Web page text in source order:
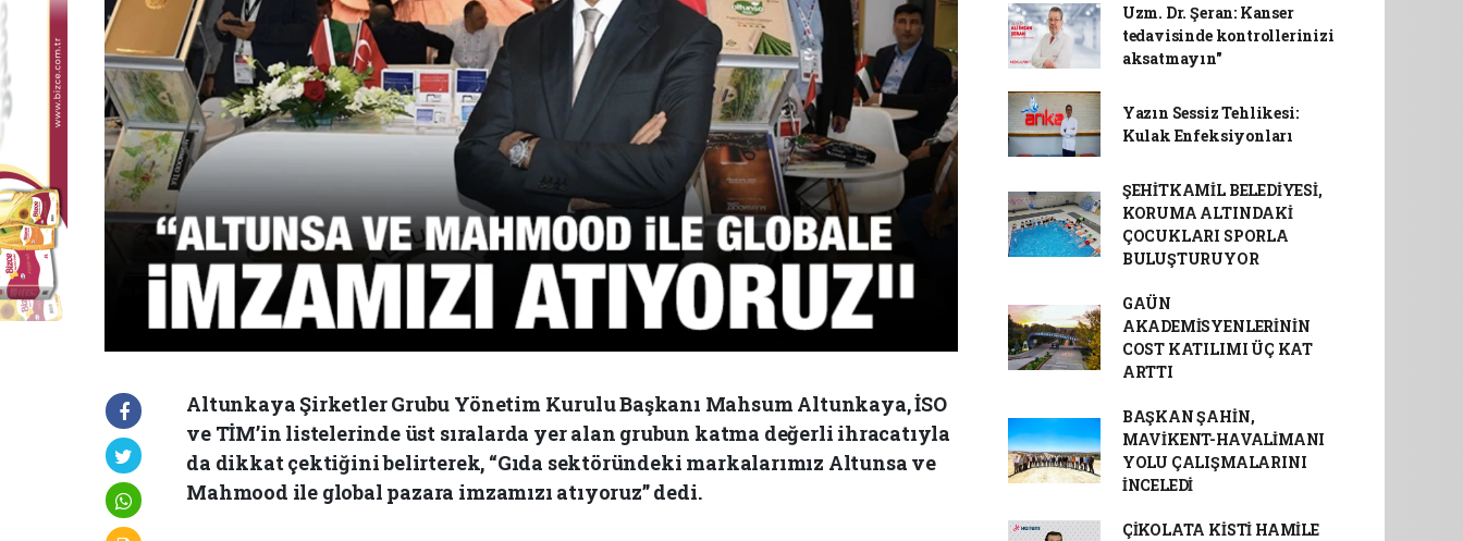
Altunkaya Şirketler Grubu Yönetim Kurulu Başkanı Mahsum Altunkaya, İSO
ve TİM’in listelerinde üst sıralarda yer alan grubun katma değerli ihracatıyla
da dikkat çektiğini belirterek, “Gıda sektöründeki markalarımız Altunsa ve
Mahmood ile global pazara imzamızı atıyoruz” dedi.
Uzm. Dr. Şeran: Kanser
tedavisinde kontrollerinizi
aksatmayın"
Yazın Sessiz Tehlikesi:
Kulak Enfeksiyonları
ŞEHİTKAMİL BELEDİYESİ,
KORUMA ALTINDAKİ
ÇOCUKLARI SPORLA
BULUŞTURUYOR
GAÜN
AKADEMİSYENLERİNİN
COST KATILIMI ÜÇ KAT
ARTTI
BAŞKAN ŞAHİN,
MAVİKENT-HAVALİMANI
YOLU ÇALIŞMALARINI
İNCELEDİ
ÇİKOLATA KİSTİ HAMİLE